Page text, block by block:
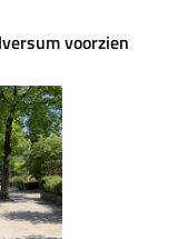
voorzien